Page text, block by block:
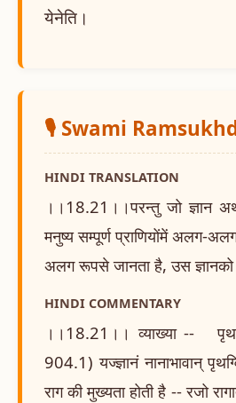
येनेति।
🎙️ Swami
HINDI TRANSLATION
।।18.21।।परन्तु जो ज्ञान
मनुष्य सम्पूर्ण प्राणियोंमें अलग-
अलग रूपसे जानता है, उस
HINDI COMMENTARY
।।18.21।। व्याख्या --
904.1) यज्ज्ञानं नानाभावान्
राग की मुख्यता होती है -- रजो